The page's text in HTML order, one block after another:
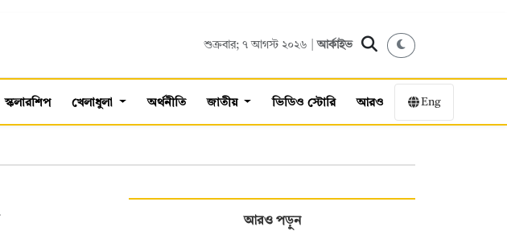
শুক্রবার; ৭ আগস্ট ২০২৬ |আর্কাইভ
স্কলারশিপ খেলাধুলা অর্থনীতি জাতীয় ভিডিও স্টোরি আরও Eng
আরও পড়ুন